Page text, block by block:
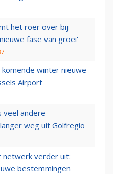
het roer over bij
fase van groei'
winter nieuwe
Airport
veel andere
weg uit Golfregio
netwerk verder uit:
bestemmingen